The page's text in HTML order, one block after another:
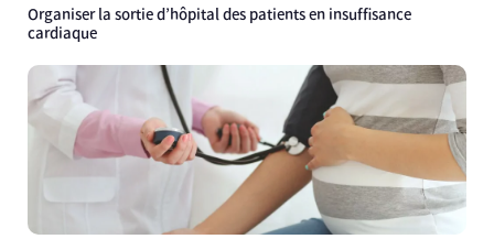
Organiser la sortie d’hôpital des patients en insuffisance
cardiaque